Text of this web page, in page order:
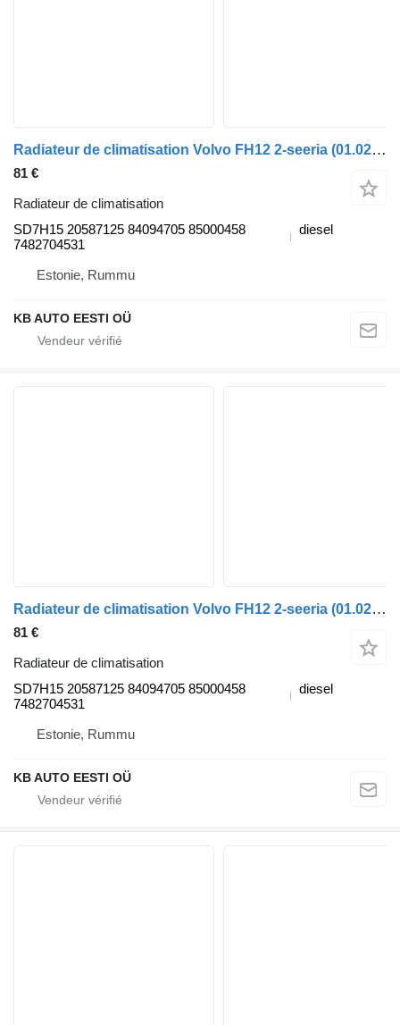
Radiateur de climatisation Volvo FH12 2-seeria (01.02-) SD7H15 pour camion Volvo FH12, FH16, NH12, FH, VNL780 (1993-2014)
81 €
Radiateur de climatisation
SD7H15 20587125 84094705 85000458
7482704531
diesel
Estonie, Rummu
KB AUTO EESTI OÜ
Radiateur de climatisation Volvo FH12 2-seeria (01.02-) SD7H15 pour camion Volvo FH12, FH16, NH12, FH, VNL780 (1993-2014)
81 €
Radiateur de climatisation
SD7H15 20587125 84094705 85000458
7482704531
diesel
Estonie, Rummu
KB AUTO EESTI OÜ